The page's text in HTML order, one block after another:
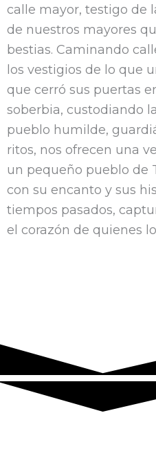
calle mayor, testigo de
de nuestros mayores
bestias. Caminando
los vestigios de lo que
que cerró sus puertas
soberbia, custodiando
pueblo humilde,
ritos, nos ofrecen una
un pequeño pueblo de
con su encanto y sus
tiempos pasados,
el corazón de quienes
a
c i
t
u
n t